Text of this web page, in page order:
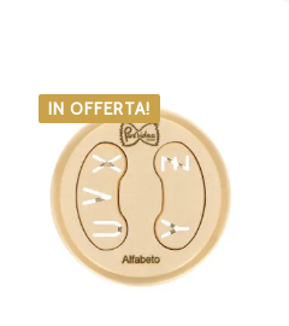
scelte
nella
pagina
del
prodotto
IN OFFERTA!